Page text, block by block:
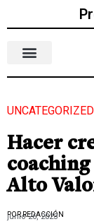
UNCATEGORIZED
Hacer
Alto
POR REDACCIÓN
junio 26, 2023